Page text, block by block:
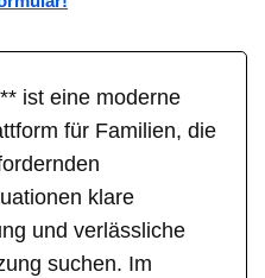
ist eine moderne
für Familien, die
klare
und verlässliche
suchen. Im